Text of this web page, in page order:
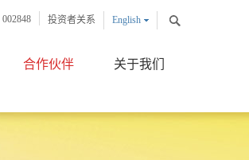
English
投资者关系
002848
合作伙伴 关于我们